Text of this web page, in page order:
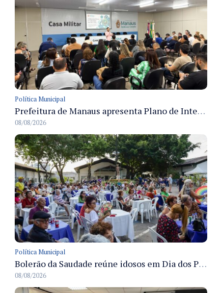
Política Municipal
Prefeitura de Manaus apresenta Plano de Integridade da CGM e qualifica servidores para governança e conformidade no biênio 2027-2028
08/08/2026
Política Municipal
Bolerão da Saudade reúne idosos em Dia dos Pais promovido pela Fundação Dr. Thomas em Manaus
08/08/2026